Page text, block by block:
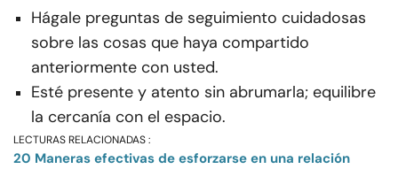
Hágale preguntas de seguimiento cuidadosas
sobre las cosas que haya compartido
anteriormente con usted.
Esté presente y atento sin abrumarla; equilibre
la cercanía con el espacio.
LECTURAS RELACIONADAS :
20 Maneras efectivas de esforzarse en una relación